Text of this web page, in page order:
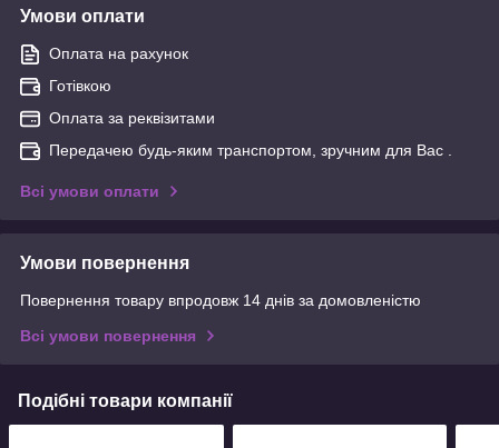
Умови оплати
Оплата на рахунок
Готівкою
Оплата за реквізитами
Передачею будь-яким транспортом, зручним для Вас .
Всі умови оплати
Умови повернення
Повернення товару впродовж 14 днів за домовленістю
Всі умови повернення
Подібні товари компанії